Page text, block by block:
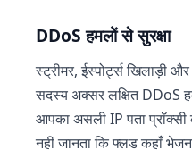
DDoS हमलों से सुरक्षा
स्ट्रीमर, ईस्पोर्ट्स खिलाड़ी
सदस्य अक्सर लक्षित DDoS
आपका असली IP पता प्रॉक्सी
नहीं जानता कि फ्लड कहाँ